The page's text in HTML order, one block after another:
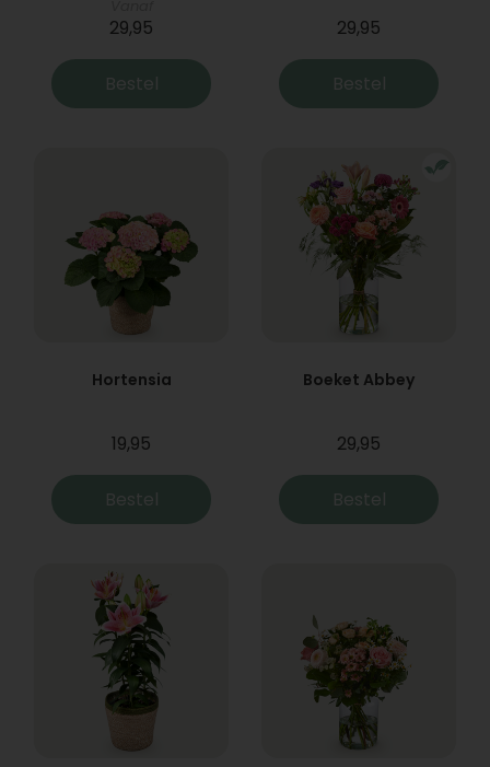
29,95
Bestel
29,95
Bestel
Hortensia
19,95
Bestel
Boeket Abbey
29,95
Bestel